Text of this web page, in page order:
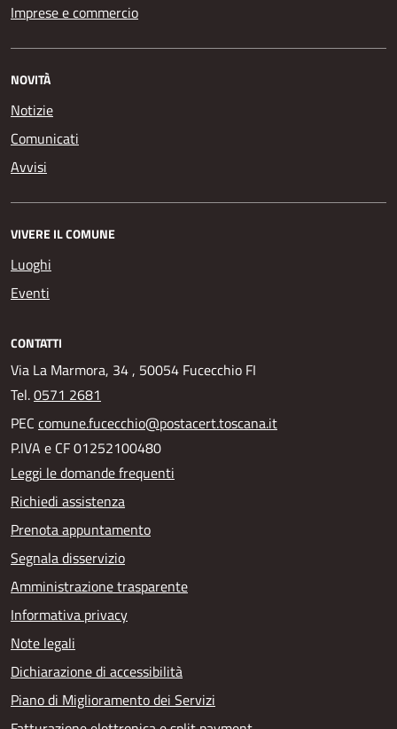
Imprese e commercio
NOVITÀ
Notizie
Comunicati
Avvisi
VIVERE IL COMUNE
Luoghi
Eventi
CONTATTI
Via La Marmora, 34 , 50054 Fucecchio FI
Tel.0571 2681
PEC comune.fucecchio@postacert.toscana.it
P.IVA e CF 01252100480
Leggi le domande frequenti
Richiedi assistenza
Prenota appuntamento
Segnala disservizio
Amministrazione trasparente
Informativa privacy
Note legali
Dichiarazione di accessibilità
Piano di Miglioramento dei Servizi